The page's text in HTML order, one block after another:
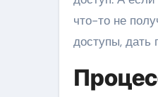
что-то не
доступы, дать